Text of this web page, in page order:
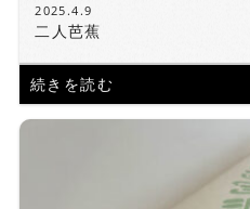
2025.4.9
二人芭蕉
続きを読む